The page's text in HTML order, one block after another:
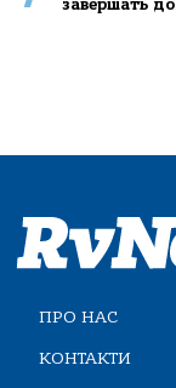
завершать
ПРО НАС
КОНТАКТИ